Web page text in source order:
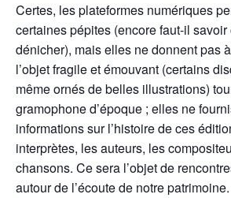
Certes, les plateformes numériques
certaines pépites (encore faut-il
dénicher), mais elles ne donnent pas
l’objet fragile et émouvant (certains
même ornés de belles illustrations)
gramophone d’époque ; elles ne
informations sur l’histoire de ces
interprètes, les auteurs, les
chansons. Ce sera l’objet de
autour de l’écoute de notre patrimoine.